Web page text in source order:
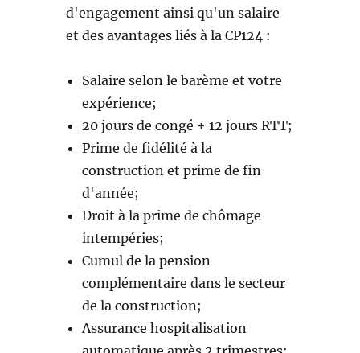
d'engagement ainsi qu'un salaire
et des avantages liés à la CP124 :
Salaire selon le barème et votre
expérience;
20 jours de congé + 12 jours RTT;
Prime de fidélité à la
construction et prime de fin
d'année;
Droit à la prime de chômage
intempéries;
Cumul de la pension
complémentaire dans le secteur
de la construction;
Assurance hospitalisation